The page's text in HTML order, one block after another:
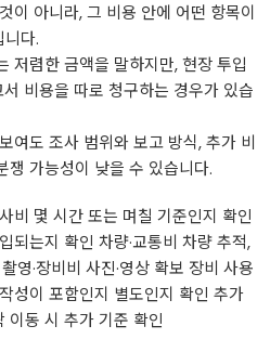
이 아니라, 그 비용 안에 어떤 항목이
다.
저렴한 금액을 말하지만, 현장 투입
비용을 따로 청구하는 경우가 있습
여도 조사 범위와 보고 방식, 추가 비
쟁 가능성이 낮을 수 있습니다.
비 몇 시간 또는 며칠 기준인지 확인
되는지 확인 차량·교통비 차량 추적,
영·장비비 사진·영상 확보 장비 사용
성이 포함인지 별도인지 확인 추가
이동 시 추가 기준 확인